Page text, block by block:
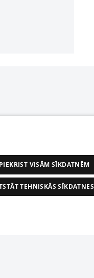
PIEKRIST VISĀM SĪKDATNĒM
TEHNISKĀS SĪKDATNES